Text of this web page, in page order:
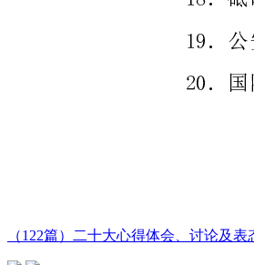
（122篇）二十大心得体会、讨论及表